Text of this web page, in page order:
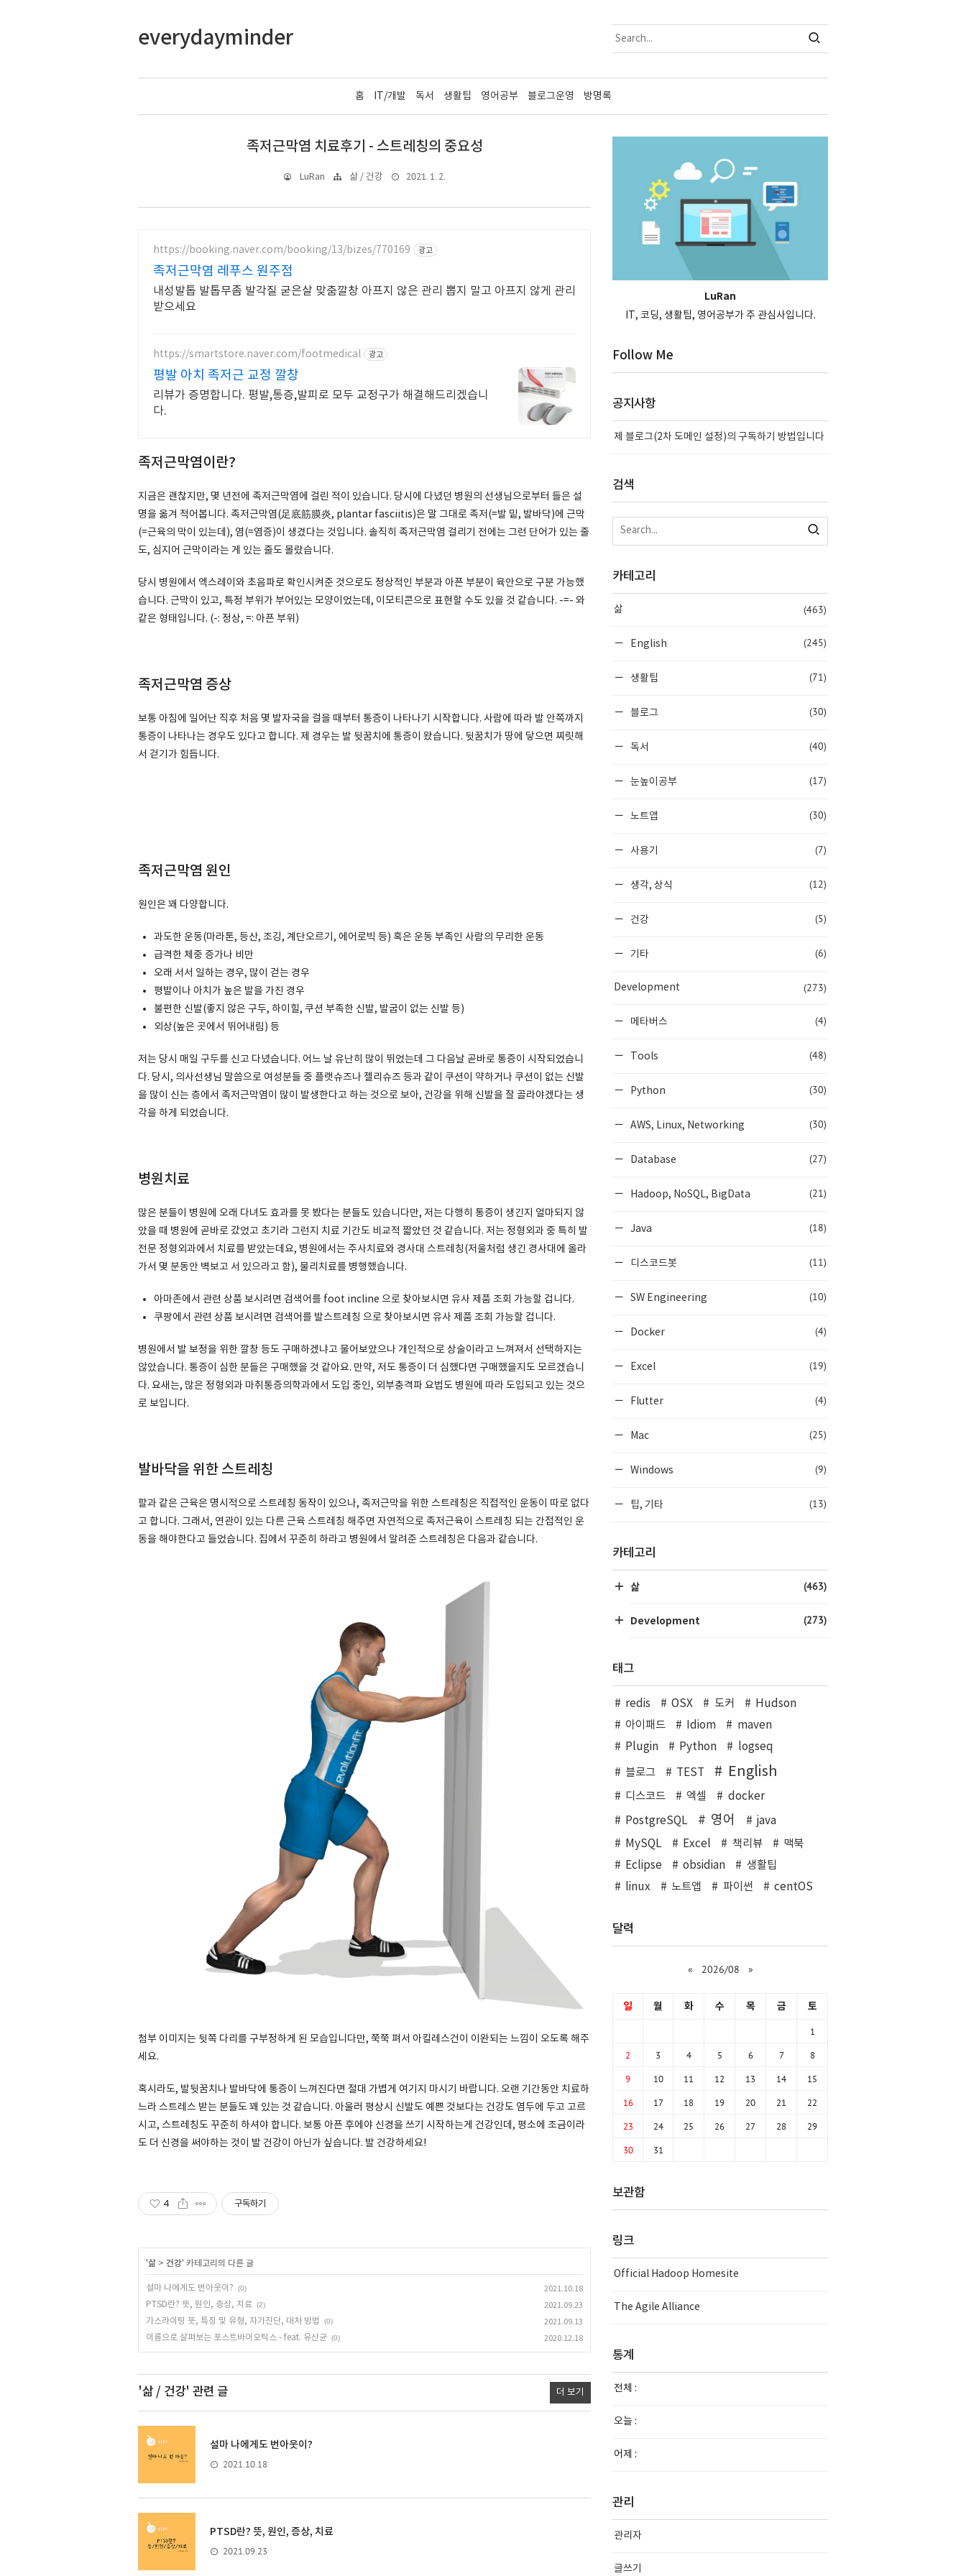
everydayminder
홈 IT/개발 독서 생활팁 영어공부 블로그운영 방명록
족저근막염 치료후기 - 스트레칭의 중요성
LuRan 삶 / 건강 2021. 1. 2.
https://booking.naver.com/booking/13/bizes/770169 광고
족저근막염 레푸스 원주점
내성발톱 발톱무좀 발각질 굳은살 맞춤깔창 아프지 않은 관리 뽑지 말고 아프지 않게 관리
받으세요
https://smartstore.naver.com/footmedical 광고
평발 아치 족저근 교정 깔창
리뷰가 증명합니다. 평발,통증,발피로 모두 교정구가 해결해드리겠습니
다.
족저근막염이란?
지금은 괜찮지만, 몇 년전에 족저근막염에 걸린 적이 있습니다. 당시에 다녔던 병원의 선생님으로부터 들은 설
명을 옮겨 적어봅니다. 족저근막염(足底筋膜炎, plantar fasciitis)은 말 그대로 족저(=발 밑, 발바닥)에 근막
(=근육의 막이 있는데), 염(=염증)이 생겼다는 것입니다. 솔직히 족저근막염 걸리기 전에는 그런 단어가 있는 줄
도, 심지어 근막이라는 게 있는 줄도 몰랐습니다.
당시 병원에서 엑스레이와 초음파로 확인시켜준 것으로도 정상적인 부분과 아픈 부분이 육안으로 구분 가능했
습니다. 근막이 있고, 특정 부위가 부어있는 모양이었는데, 이모티콘으로 표현할 수도 있을 것 같습니다. -=- 와
같은 형태입니다. (-: 정상, =: 아픈 부위)
족저근막염 증상
보통 아침에 일어난 직후 처음 몇 발자국을 걸을 때부터 통증이 나타나기 시작합니다. 사람에 따라 발 안쪽까지
통증이 나타나는 경우도 있다고 합니다. 제 경우는 발 뒷꿈치에 통증이 왔습니다. 뒷꿈치가 땅에 닿으면 찌릿해
서 걷기가 힘듭니다.
족저근막염 원인
원인은 꽤 다양합니다.
과도한 운동(마라톤, 등산, 조깅, 계단오르기, 에어로빅 등) 혹은 운동 부족인 사람의 무리한 운동
급격한 체중 증가나 비만
오래 서서 일하는 경우, 많이 걷는 경우
평발이나 아치가 높은 발을 가진 경우
불편한 신발(좋지 않은 구두, 하이힐, 쿠션 부족한 신발, 발굽이 없는 신발 등)
외상(높은 곳에서 뛰어내림) 등
저는 당시 매일 구두를 신고 다녔습니다. 어느 날 유난히 많이 뛰었는데 그 다음날 곧바로 통증이 시작되었습니
다. 당시, 의사선생님 말씀으로 여성분들 중 플랫슈즈나 젤리슈즈 등과 같이 쿠션이 약하거나 쿠션이 없는 신발
을 많이 신는 층에서 족저근막염이 많이 발생한다고 하는 것으로 보아, 건강을 위해 신발을 잘 골라야겠다는 생
각을 하게 되었습니다.
병원치료
많은 분들이 병원에 오래 다녀도 효과를 못 봤다는 분들도 있습니다만, 저는 다행히 통증이 생긴지 얼마되지 않
았을 때 병원에 곧바로 갔었고 초기라 그런지 치료 기간도 비교적 짧았던 것 같습니다. 저는 정형외과 중 특히 발
전문 정형외과에서 치료를 받았는데요, 병원에서는 주사치료와 경사대 스트레칭(저울처럼 생긴 경사대에 올라
가서 몇 분동안 벽보고 서 있으라고 함), 물리치료를 병행했습니다.
아마존에서 관련 상품 보시려면 검색어를 foot incline 으로 찾아보시면 유사 제품 조회 가능할 겁니다.
쿠팡에서 관련 상품 보시려면 검색어를 발스트레칭 으로 찾아보시면 유사 제품 조회 가능할 겁니다.
병원에서 발 보정을 위한 깔창 등도 구매하겠냐고 물어보았으나 개인적으로 상술이라고 느껴져서 선택하지는
않았습니다. 통증이 심한 분들은 구매했을 것 같아요. 만약, 저도 통증이 더 심했다면 구매했을지도 모르겠습니
다. 요새는, 많은 정형외과 마취통증의학과에서 도입 중인, 외부충격파 요법도 병원에 따라 도입되고 있는 것으
로 보입니다.
발바닥을 위한 스트레칭
팔과 같은 근육은 명시적으로 스트레칭 동작이 있으나, 족저근막을 위한 스트레칭은 직접적인 운동이 따로 없다
고 합니다. 그래서, 연관이 있는 다른 근육 스트레칭 해주면 자연적으로 족저근육이 스트레칭 되는 간접적인 운
동을 해야한다고 들었습니다. 집에서 꾸준히 하라고 병원에서 알려준 스트레칭은 다음과 같습니다.
첨부 이미지는 뒷쪽 다리를 구부정하게 된 모습입니다만, 쭉쭉 펴서 아킬레스건이 이완되는 느낌이 오도록 해주
세요.
혹시라도, 발뒷꿈치나 발바닥에 통증이 느껴진다면 절대 가볍게 여기지 마시기 바랍니다. 오랜 기간동안 치료하
느라 스트레스 받는 분들도 꽤 있는 것 같습니다. 아울러 평상시 신발도 예쁜 것보다는 건강도 염두에 두고 고르
시고, 스트레칭도 꾸준히 하셔야 합니다. 보통 아픈 후에야 신경을 쓰기 시작하는게 건강인데, 평소에 조금이라
도 더 신경을 써야하는 것이 발 건강이 아닌가 싶습니다. 발 건강하세요!
4 구독하기
'삶 > 건강' 카테고리의 다른 글
설마 나에게도 번아웃이? (0)
2021.10.18
PTSD란? 뜻, 원인, 증상, 치료 (2)
2021.09.23
가스라이팅 뜻, 특징 및 유형, 자가진단, 대처 방법
(0)
2021.09.13
이름으로 살펴보는 포스트바이오틱스 - feat. 유산균 (0) 2020.12.18
'삶 / 건강' 관련 글 더 보기
설마 나에게도 번아웃이?
2021.10.18
PTSD란? 뜻, 원인, 증상, 치료
2021.09.23
LuRan
IT, 코딩, 생활팁, 영어공부가 주 관심사입니다.
Follow Me
공지사항
제 블로그(2차 도메인 설정)의 구독하기 방법입니다
검색
카테고리
삶 (463)
English (245)
생활팁 (71)
블로그 (30)
독서 (40)
눈높이공부 (17)
노트앱 (30)
사용기 (7)
생각, 상식 (12)
건강 (5)
기타 (6)
Development (273)
메타버스 (4)
Tools (48)
Python (30)
AWS, Linux, Networking (30)
Database (27)
Hadoop, NoSQL, BigData (21)
Java (18)
디스코드봇 (11)
SW Engineering (10)
Docker (4)
Excel (19)
Flutter (4)
Mac (25)
Windows (9)
팁, 기타 (13)
카테고리
삶 (463)
Development (273)
태그
redis OSX 도커
Hudson
아이패드
Idiom
maven
Plugin
Python logseq
블로그 TEST English
디스코드 엑셀
docker
PostgreSQL
영어
java
MySQL
Excel 책리뷰
맥북
Eclipse
obsidian
생활팁
linux
노트앱 파이썬 centOS
달력
« 2026/08 »
일 월 화 수 목 금 토
1
2 3 4 5 6 7 8
9 10 11 12 13 14 15
16 17 18 19 20 21 22
23 24 25 26 27 28 29
30 31
보관함
링크
Official Hadoop Homesite
The Agile Alliance
통계
전체 :
오늘 :
어제 :
관리
관리자
글쓰기